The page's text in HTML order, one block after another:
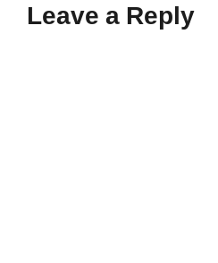
Leave a Reply